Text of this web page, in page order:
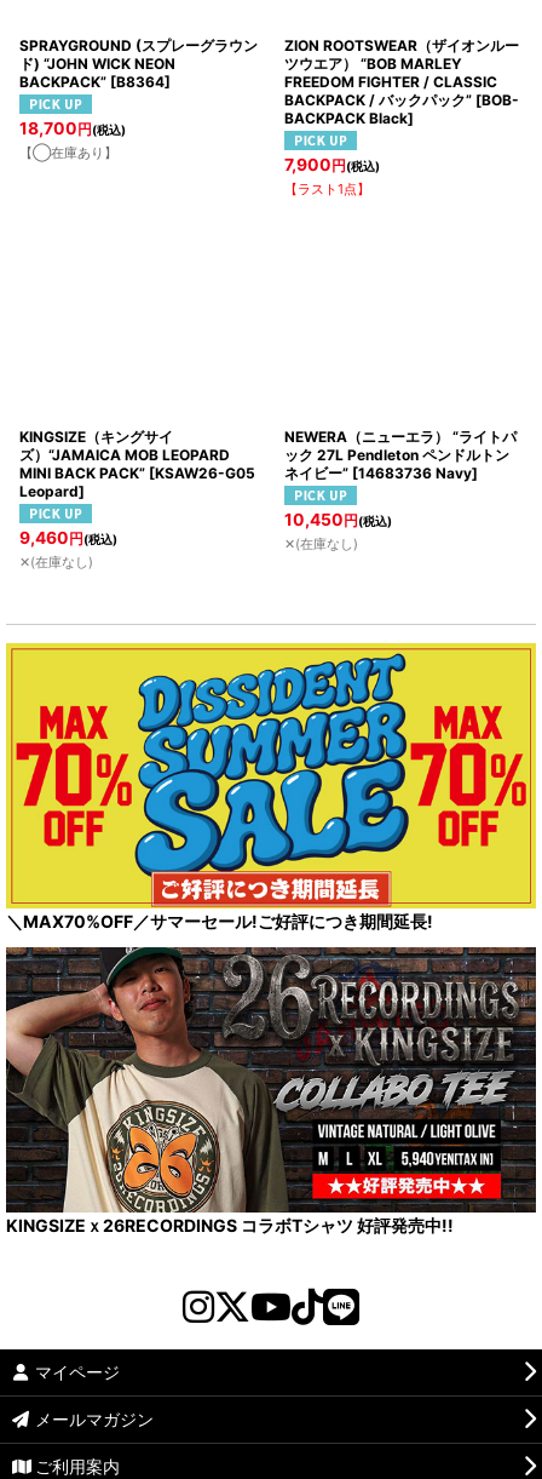
SPRAYGROUND (スプレーグラウン
ド) “JOHN WICK NEON
BACKPACK” [B8364]
18,700円(税込)
【◯在庫あり】
ZION ROOTSWEAR（ザイオンルー
ツウエア） “BOB MARLEY
FREEDOM FIGHTER / CLASSIC
BACKPACK / バックパック” [BOB-
BACKPACK Black]
7,900円(税込)
【ラスト1点】
KINGSIZE（キングサイ
ズ）“JAMAICA MOB LEOPARD
MINI BACK PACK” [KSAW26-G05
Leopard]
9,460円(税込)
✕(在庫なし)
NEWERA（ニューエラ） “ライトパ
ック 27L Pendleton ペンドルトン
ネイビー” [14683736 Navy]
10,450円(税込)
✕(在庫なし)
＼MAX70%OFF／サマーセール!ご好評につき期間延長!
KINGSIZEｘ26RECORDINGS コラボTシャツ 好評発売中!!
マイページ
メールマガジン
ご利用案内